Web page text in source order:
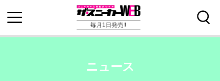
毎月1日発売!!
ニュース